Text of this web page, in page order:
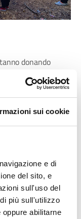
sui cookie
e di
del sito, e
sull'uso del
più sull'utilizzo
abilitarne
donando
attività di campo
terza e quarta
.
2022 | Foggia
aggiornamento
Novembre 2022, 09:20